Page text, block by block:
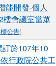
能開發-個人
會議室當眾
公告)
於107年10
行政院公共工